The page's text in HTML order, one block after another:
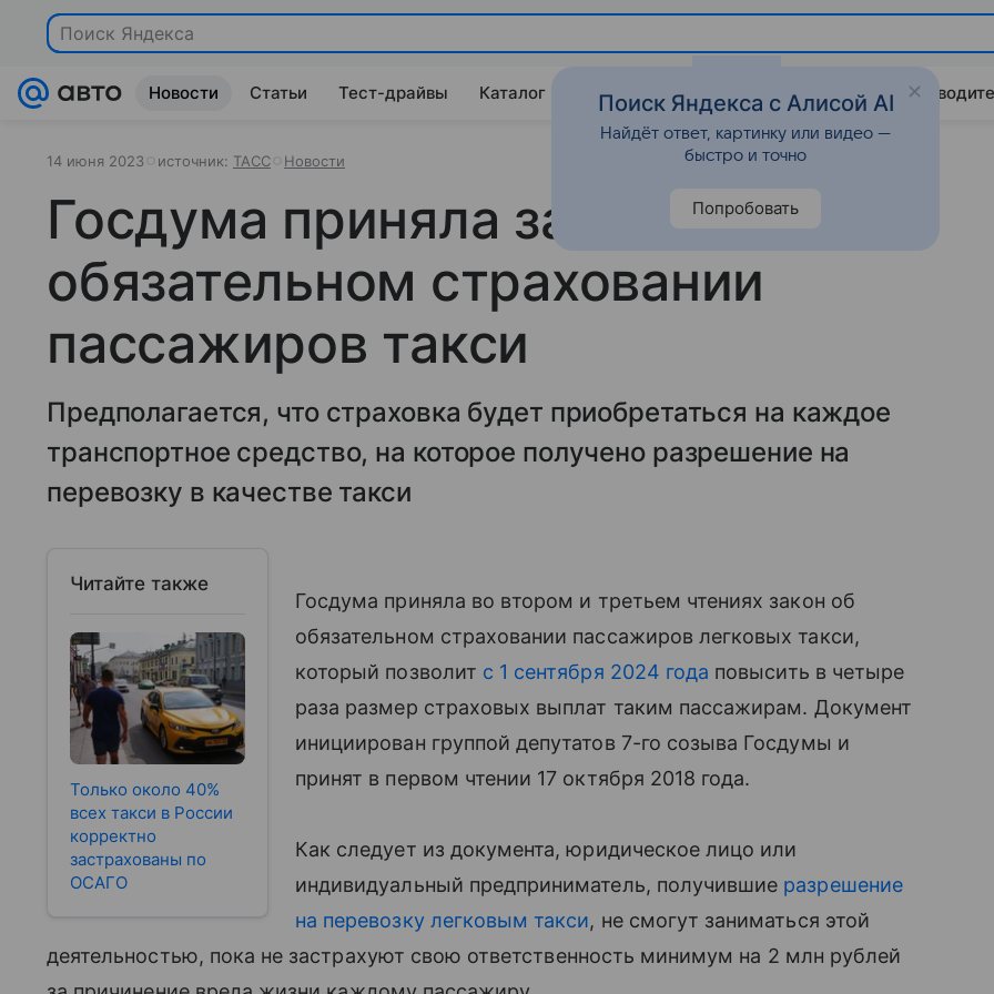
Поиск Яндекса
Новости Статьи Тест-драйвы Каталог Китайские авто Штрафы и ПДД
14 июня 2023 источник: ТАСС Новости
Госдума приняла закон об
обязательном страховании
пассажиров такси
Предполагается, что страховка будет приобретаться на каждое
транспортное средство, на которое получено разрешение на
перевозку в качестве такси
Читайте также
Только около 40%
всех такси в России
корректно
застрахованы по
ОСАГО
Госдума приняла во втором и третьем чтениях закон об
обязательном страховании пассажиров легковых такси,
который позволит с 1 сентября 2024 года повысить в четыре
раза размер страховых выплат таким пассажирам. Документ
инициирован группой депутатов 7-го созыва Госдумы и
принят в первом чтении 17 октября 2018 года.
Как следует из документа, юридическое лицо или
индивидуальный предприниматель, получившие разрешение
на перевозку легковым такси, не смогут заниматься этой
деятельностью, пока не застрахуют свою ответственность минимум на 2 млн рублей
Поиск Яндекса с Алисой AI
Найдёт ответ, картинку или видео —
быстро и точно
Попробовать